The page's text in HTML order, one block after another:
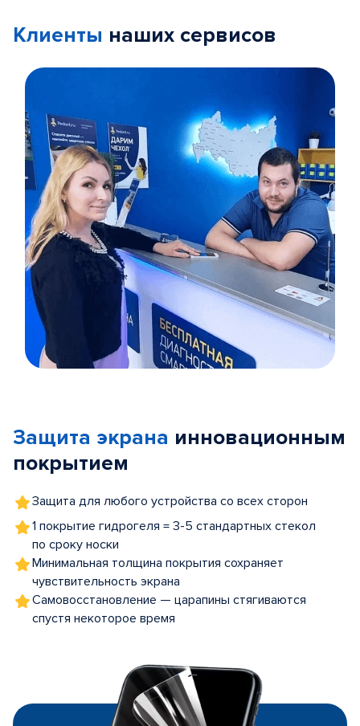
Клиенты наших сервисов
5
Защита экрана инновационным
покрытием
Защита для любого устройства со всех сторон
1 покрытие гидрогеля = 3-5 стандартных стекол
по сроку носки
Минимальная толщина покрытия сохраняет
чувствительность экрана
Самовосстановление — царапины стягиваются
спустя некоторое время